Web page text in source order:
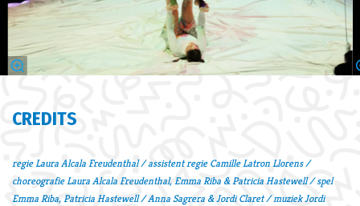
CREDITS
regie Laura Alcala Freudenthal / assistent regie Camille Latron Llorens /
choreografie Laura Alcala Freudenthal, Emma Riba & Patricia Hastewell / spel
Emma Riba, Patricia Hastewell / Anna Sagrera & Jordi Claret / muziek Jordi